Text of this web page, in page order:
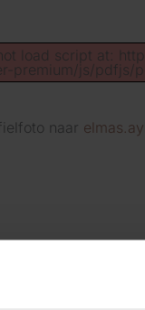
load script at:
premium/js/pdfjs/
naar